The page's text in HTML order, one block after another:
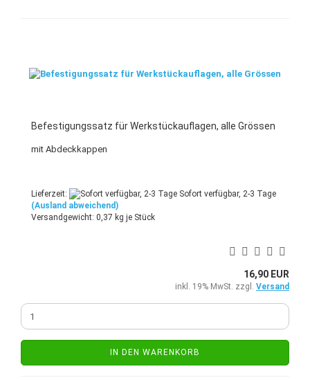
Befestigungssatz für Werkstückauflagen, alle Grössen
mit Abdeckkappen
Lieferzeit:
Sofort verfügbar, 2-3 Tage
(Ausland abweichend)
Versandgewicht: 0,37 kg je Stück
16,90 EUR
inkl. 19% MwSt. zzgl. Versand
IN DEN WARENKORB